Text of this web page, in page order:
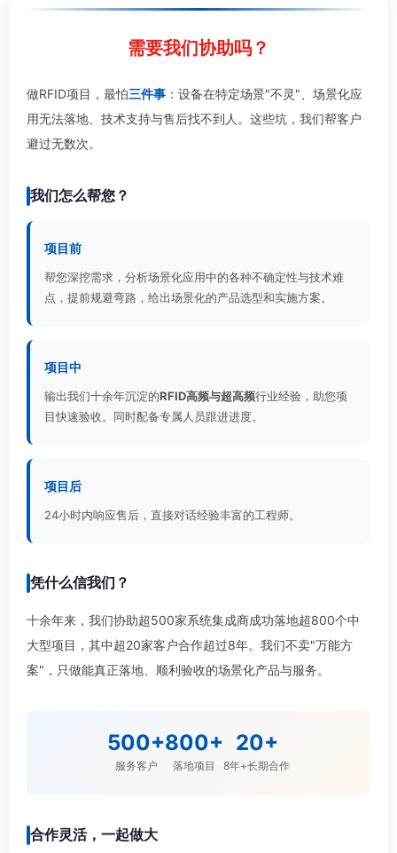
需要我们协助吗？
做RFID项目，最怕三件事 ：设备在特定场景"不灵"、场景化应
用无法落地、技术支持与售后找不到人。这些坑，我们帮客户
避过无数次。
我们怎么帮您？
项目前
帮您深挖需求，分析场景化应用中的各种不确定性与技术难
点，提前规避弯路，给出场景化的产品选型和实施方案。
项目中
输出我们十余年沉淀的RFID高频与超高频行业经验，助您项
目快速验收。同时配备专属人员跟进进度。
项目后
24小时内响应售后，直接对话经验丰富的工程师。
凭什么信我们？
十余年来，我们协助超500家系统集成商成功落地超800个中
大型项目，其中超20家客户合作超过8年。我们不卖"万能方
案"，只做能真正落地、顺利验收的场景化产品与服务。
500+
服务客户
800+
落地项目
20+
8年+长期合作
合作灵活，一起做大